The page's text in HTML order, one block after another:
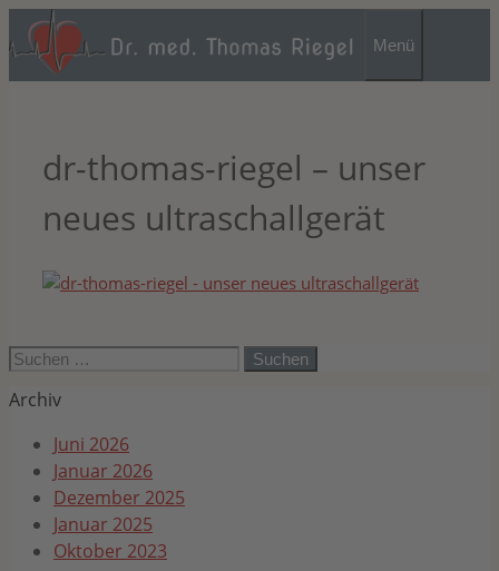
Zum
Inhalt
springen
Menü
dr-thomas-riegel – unser
neues ultraschallgerät
Suchen
Archiv
Juni 2026
Januar 2026
Dezember 2025
Januar 2025
Oktober 2023